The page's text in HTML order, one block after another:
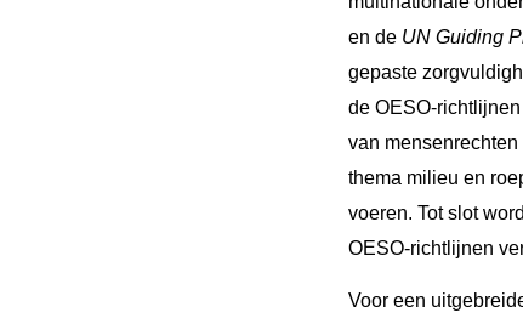
en de UN Guiding
gepaste
de OESO-
van
thema milieu en
voeren. Tot slot
OESO-richtlijnen
Voor een